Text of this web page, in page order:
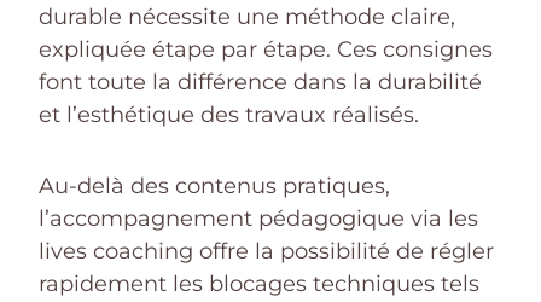
durable nécessite une méthode claire,
expliquée étape par étape. Ces consignes
font toute la différence dans la durabilité
et l’esthétique des travaux réalisés.
Au-delà des contenus pratiques,
l’accompagnement pédagogique via les
lives coaching offre la possibilité de régler
rapidement les blocages techniques tels